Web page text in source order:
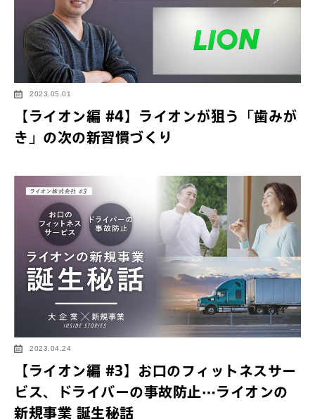
2023.05.01
【ライオン編 #4】ライオンが狙う「歯みが
き」の次の新習慣づくり
2023.04.24
【ライオン編 #3】お口のフィットネスサー
ビス、ドライバーの事故防止…ライオンの
新規事業 誕生秘話